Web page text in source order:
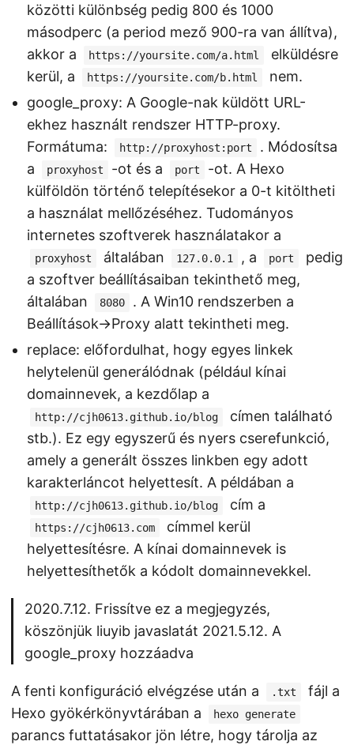
közötti különbség pedig 800 és 1000
másodperc (a period mező 900-ra van állítva),
akkor a
https://yoursite.com/a.html
elküldésre
kerül, a
https://yoursite.com/b.html
nem.
google_proxy: A Google-nak küldött URL-
ekhez használt rendszer HTTP-proxy.
Formátuma:
http://proxyhost:port
. Módosítsa
a
proxyhost -ot és a port
-ot. A Hexo
külföldön történő telepítésekor a 0-t kitöltheti
a használat mellőzéséhez. Tudományos
internetes szoftverek használatakor a
proxyhost általában 127.0.0.1 , a port
pedig
a szoftver beállításaiban tekinthető meg,
általában
8080
. A Win10 rendszerben a
Beállítások->Proxy alatt tekintheti meg.
replace: előfordulhat, hogy egyes linkek
helytelenül generálódnak (például kínai
domainnevek, a kezdőlap a
http://cjh0613.github.io/blog
címen található
stb.). Ez egy egyszerű és nyers cserefunkció,
amely a generált összes linkben egy adott
karakterláncot helyettesít. A példában a
http://cjh0613.github.io/blog cím a
https://cjh0613.com
címmel kerül
helyettesítésre. A kínai domainnevek is
helyettesíthetők a kódolt domainnevekkel.
2020.7.12. Frissítve ez a megjegyzés,
köszönjük liuyib javaslatát 2021.5.12. A
google_proxy hozzáadva
A fenti konfiguráció elvégzése után a .txt
fájl a
Hexo gyökérkönyvtárában a
hexo generate
parancs futtatásakor jön létre, hogy tárolja az